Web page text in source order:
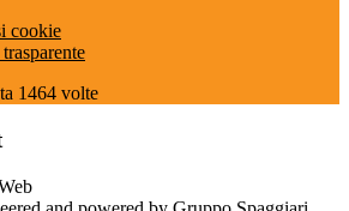
cookie
1464 volte